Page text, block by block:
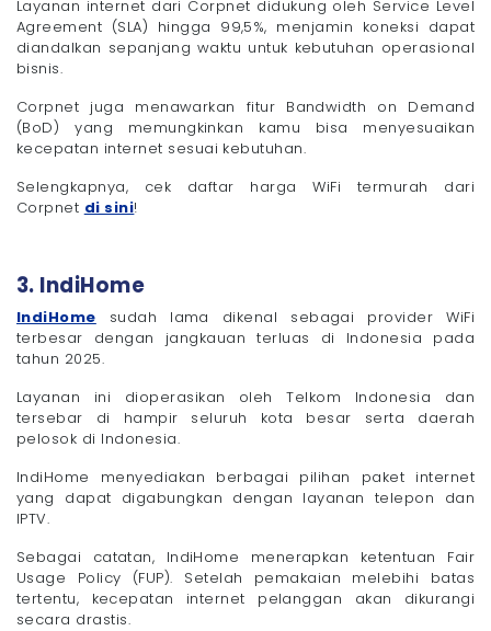
Layanan internet dari Corpnet didukung oleh Service Level
Agreement (SLA) hingga 99,5%, menjamin koneksi dapat
diandalkan sepanjang waktu untuk kebutuhan operasional
bisnis.
Corpnet juga menawarkan fitur Bandwidth on Demand
(BoD) yang memungkinkan kamu bisa menyesuaikan
kecepatan internet sesuai kebutuhan.
Selengkapnya, cek daftar harga WiFi termurah dari
Corpnet di sini!
3. IndiHome
IndiHome sudah lama dikenal sebagai provider WiFi
terbesar dengan jangkauan terluas di Indonesia pada
tahun 2025.
Layanan ini dioperasikan oleh Telkom Indonesia dan
tersebar di hampir seluruh kota besar serta daerah
pelosok di Indonesia.
IndiHome menyediakan berbagai pilihan paket internet
yang dapat digabungkan dengan layanan telepon dan
IPTV.
Sebagai catatan, IndiHome menerapkan ketentuan Fair
Usage Policy (FUP). Setelah pemakaian melebihi batas
tertentu, kecepatan internet pelanggan akan dikurangi
secara drastis.